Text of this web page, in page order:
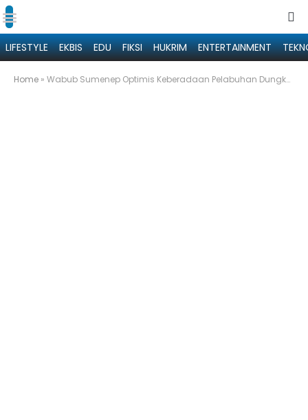
LIFESTYLE EKBIS EDU FIKSI HUKRIM ENTERTAINMENT
Home » Wabub Sumenep Optimis Keberadaan Pelabuhan Dungkek Bisa Mendongkrak Ekonomi Masyarakat